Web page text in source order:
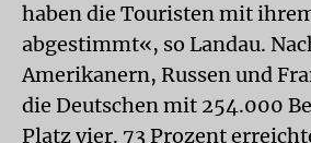
haben die Touristen mit
abgestimmt«, so Landau.
Amerikanern, Russen und
die Deutschen mit 254.000
Platz vier. 73 Prozent